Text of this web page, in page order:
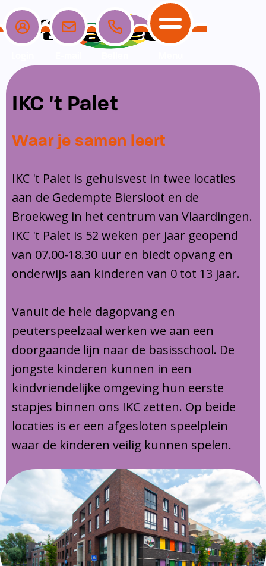
Home
School
Ons team
Schoolgids
Leerlingenzorg
Privacy
Vakanties en lesvrije dagen
Ouders
Ouders
Overblijf
Ouderraad
Medezeggenschapsraad
Klachtenregeling
Opvang
Opvang
Peuterspeelzaal
Buitenschoolse opvang
Communicatie
Communicatie
Contact
IKC 't Palet
Waar je samen leert
IKC 't Palet is gehuisvest in twee locaties
aan de Gedempte Biersloot en de
Broekweg in het centrum van Vlaardingen.
IKC 't Palet is 52 weken per jaar geopend
van 07.00-18.30 uur en biedt opvang en
onderwijs aan kinderen van 0 tot 13 jaar.
Vanuit de hele dagopvang en
peuterspeelzaal werken we aan een
doorgaande lijn naar de basisschool. De
jongste kinderen kunnen in een
kindvriendelijke omgeving hun eerste
stapjes binnen ons IKC zetten. Op beide
locaties is er een afgesloten speelplein
waar de kinderen veilig kunnen spelen.